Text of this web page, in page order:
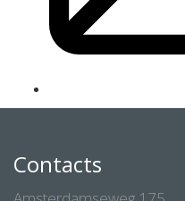
Contacts